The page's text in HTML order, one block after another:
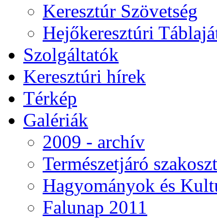
Keresztúr Szövetség
Hejőkeresztúri
Szolgáltatók
Keresztúri hírek
Térkép
Galériák
2009 - archív
Természetjáró
Hagyományok és
Falunap 2011